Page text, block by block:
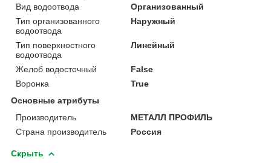
Вид водоотвода
Организованный
Тип организованного
водоотвода
Наружный
Тип поверхностного
водоотвода
Линейный
Желоб водосточный
False
Воронка
True
Основные атрибуты
Производитель
МЕТАЛЛ ПРОФИЛЬ
Страна производитель
Россия
Скрыть